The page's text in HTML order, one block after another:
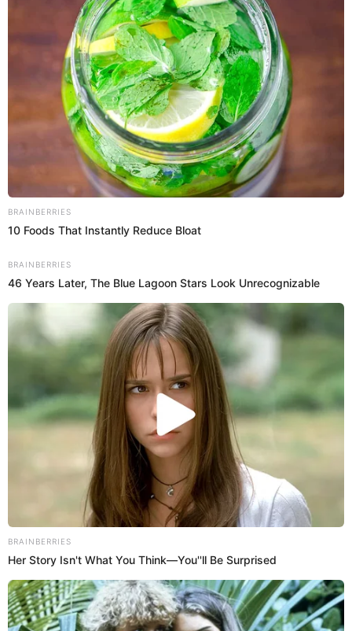
29 Dic 2023 | 14:06 h